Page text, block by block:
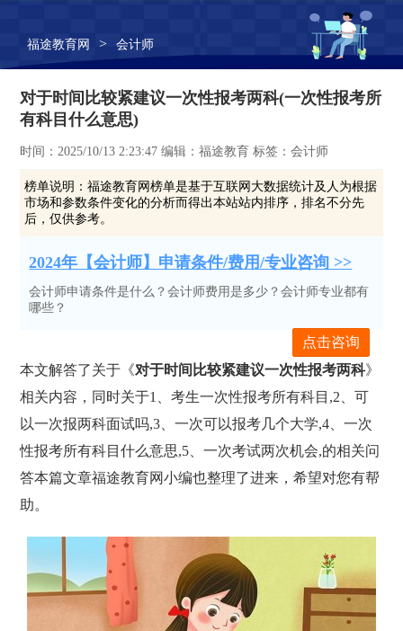
福途教育网 > 会计师
对于时间比较紧建议一次性报考两科(一次性报考所
有科目什么意思)
时间：2025/10/13 2:23:47 编辑：福途教育 标签：会计师
榜单说明：福途教育网榜单是基于互联网大数据统计及人为根据
市场和参数条件变化的分析而得出本站站内排序，排名不分先
后，仅供参考。
2024年【会计师】申请条件/费用/专业咨询 >>
会计师申请条件是什么？会计师费用是多少？会计师专业都有
哪些？
点击咨询
本文解答了关于《对于时间比较紧建议一次性报考两科》
相关内容，同时关于1、考生一次性报考所有科目,2、可
以一次报两科面试吗,3、一次可以报考几个大学,4、一次
性报考所有科目什么意思,5、一次考试两次机会,的相关问
答本篇文章福途教育网小编也整理了进来，希望对您有帮
助。